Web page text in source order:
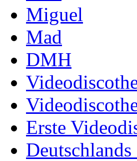
Miguel
Mad
DMH
Erste